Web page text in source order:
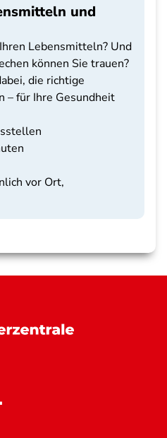
und
Lebensmitteln? Und
können Sie trauen?
die richtige
– für Ihre Gesundheit
vor Ort,